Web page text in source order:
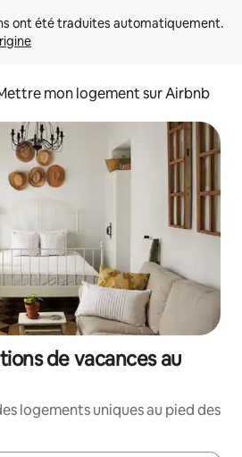
mon logement sur Airbnb
de vacances au
logements uniques au pied des